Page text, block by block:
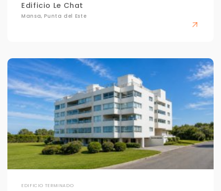
Edificio Le Chat
Mansa, Punta del Este
EDIFICIO TERMINADO